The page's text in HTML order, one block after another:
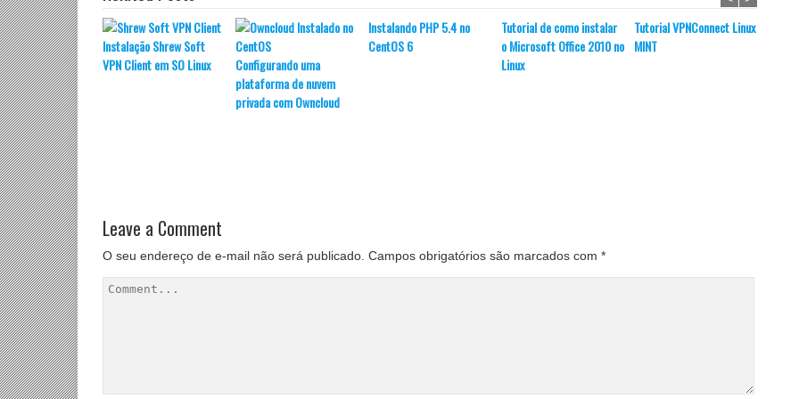
Instalação Shrew Soft
VPN Client em SO Linux
Configurando uma
plataforma de nuvem
privada com Owncloud
Instalando PHP 5.4 no
CentOS 6
Tutorial de como instalar
o Microsoft Office 2010 no
Linux
Tutorial VPNConnect Linux
MINT
Leave a Comment
O seu endereço de e-mail não será publicado. Campos obrigatórios são marcados com *